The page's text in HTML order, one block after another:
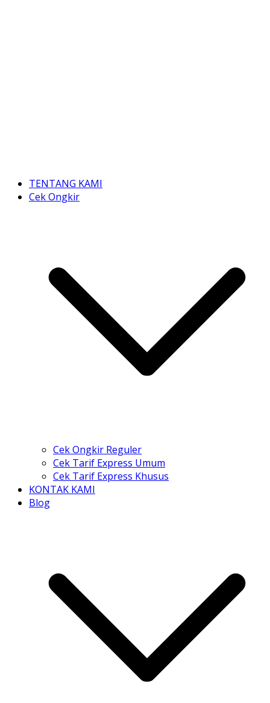
TENTANG KAMI
Cek Ongkir
Cek Ongkir Reguler
Cek Tarif Express Umum
Cek Tarif Express Khusus
KONTAK KAMI
Blog